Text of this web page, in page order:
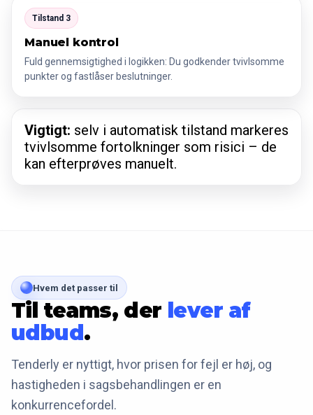
Tilstand 3
Manuel kontrol
Fuld gennemsigtighed i logikken: Du godkender tvivlsomme
punkter og fastlåser beslutninger.
Vigtigt: selv i automatisk tilstand markeres
tvivlsomme fortolkninger som risici – de
kan efterprøves manuelt.
Hvem det passer til
Til teams, der lever af
udbud.
Tenderly er nyttigt, hvor prisen for fejl er høj, og
hastigheden i sagsbehandlingen er en
konkurrencefordel.